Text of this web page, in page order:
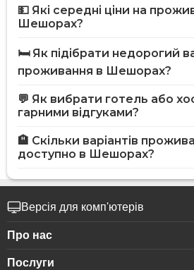
💵 Які середні ціни на
Шешорах?
🛏️ Як підібрати недорогий
проживання в Шешорах?
💬 Як вибрати готель або
гарними відгуками?
🏨 Скільки варіантів
доступно в Шешорах?
Версія для комп'ютерів
Про нас
Про компанію
Послуги